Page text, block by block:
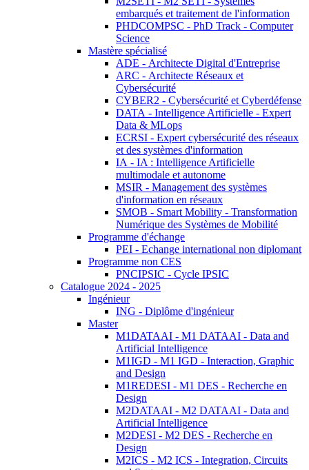
embarqués et traitement de l'information
PHDCOMPSC - PhD Track - Computer
Science
Mastère spécialisé
ADE - Architecte Digital d'Entreprise
ARC - Architecte Réseaux et
Cybersécurité
CYBER2 - Cybersécurité et Cyberdéfense
DATA - Intelligence Artificielle - Expert
Data & MLops
ECRSI - Expert cybersécurité des réseaux
et des systèmes d'information
IA - IA : Intelligence Artificielle
multimodale et autonome
MSIR - Management des systèmes
d'information en réseaux
SMOB - Smart Mobility - Transformation
Numérique des Systèmes de Mobilité
Programme d'échange
PEI - Echange international non diplomant
Programme non CES
PNCIPSIC - Cycle IPSIC
Catalogue 2024 - 2025
Ingénieur
ING - Diplôme d'ingénieur
Master
M1DATAAI - M1 DATAAI - Data and
Artificial Intelligence
M1IGD - M1 IGD - Interaction, Graphic
and Design
M1REDESI - M1 DES - Recherche en
Design
M2DATAAI - M2 DATAAI - Data and
Artificial Intelligence
M2DESI - M2 DES - Recherche en
Design
M2ICS - M2 ICS - Integration, Circuits